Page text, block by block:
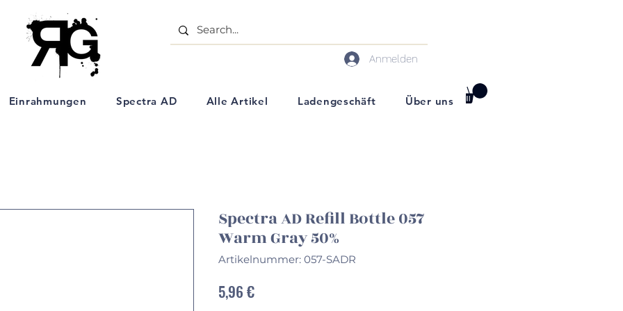
Anmelden
Einrahmungen Spectra AD Alle Artikel Ladengeschäft Über uns
Spectra AD Refill Bottle 057
Warm Gray 50%
Artikelnummer: 057-SADR
5,96 €Preis